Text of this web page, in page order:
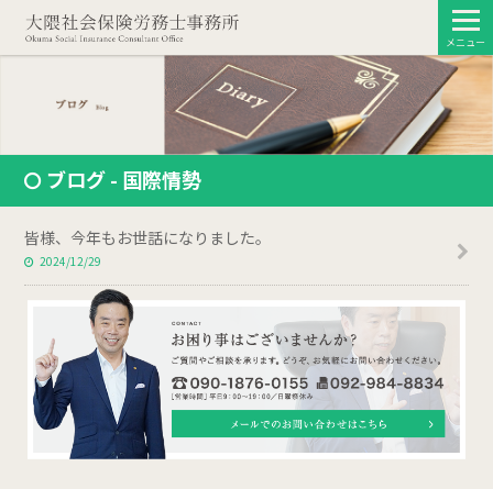
メニュー
ブログ - 国際情勢
皆様、今年もお世話になりました。
2024/12/29